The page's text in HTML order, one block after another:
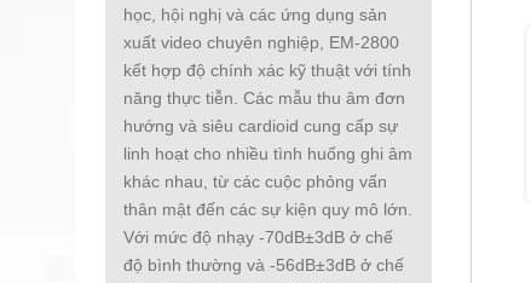
học, hội nghị và các ứng dụng sản
xuất video chuyên nghiệp, EM-2800
kết hợp độ chính xác kỹ thuật với tính
năng thực tiễn. Các mẫu thu âm đơn
hướng và siêu cardioid cung cấp sự
linh hoạt cho nhiều tình huống ghi âm
khác nhau, từ các cuộc phỏng vấn
thân mật đến các sự kiện quy mô lớn.
Với mức độ nhạy -70dB±3dB ở chế
độ bình thường và -56dB±3dB ở chế